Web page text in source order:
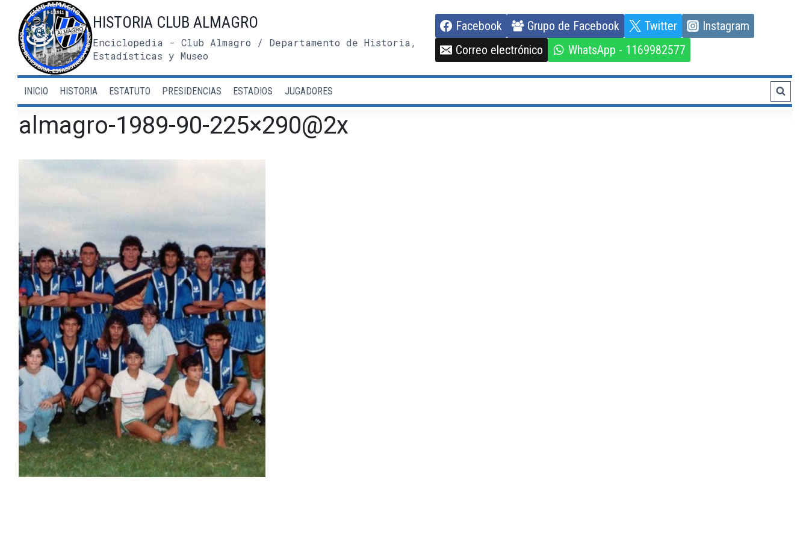
contenido
HISTORIA CLUB ALMAGRO
Enciclopedia - Club Almagro / Departamento de Historia,
Estadísticas y Museo
Facebook Grupo de Facebook Twitter
Instagram
Correo electrónico
WhatsApp - 1169982577
INICIO HISTORIA ESTATUTO PRESIDENCIAS ESTADIOS JUGADORES
almagro-1989-90-225×290@2x